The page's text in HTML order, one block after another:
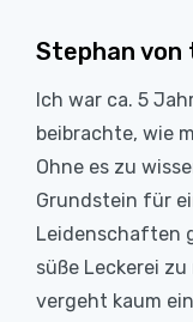
Stephan
Ich war ca. 5
beibrachte, wie
Ohne es zu
Grundstein für
Leidenschaften
süße Leckerei
vergeht kaum